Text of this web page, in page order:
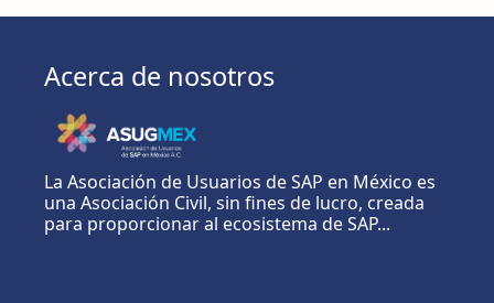
Acerca de nosotros
La Asociación de Usuarios de SAP en México es
una Asociación Civil, sin fines de lucro, creada
para proporcionar al ecosistema de SAP...